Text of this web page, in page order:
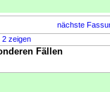
nächste
zeigen
Fällen